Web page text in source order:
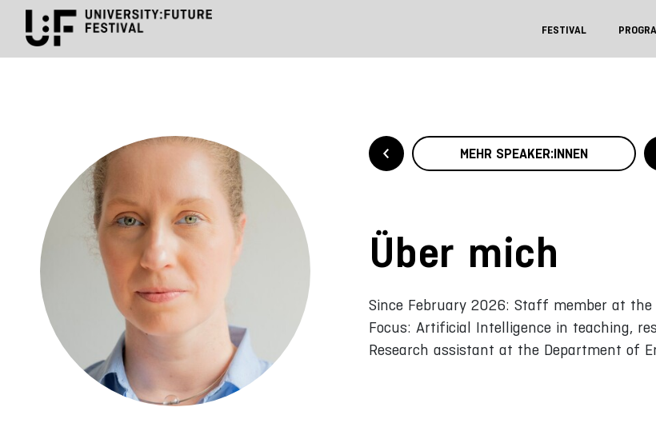
FESTIVAL
MEHR SPEAKER:INNEN
Über mich
Since February 2026: Staff member at the
Focus: Artificial Intelligence in teaching,
Research assistant at the Department of